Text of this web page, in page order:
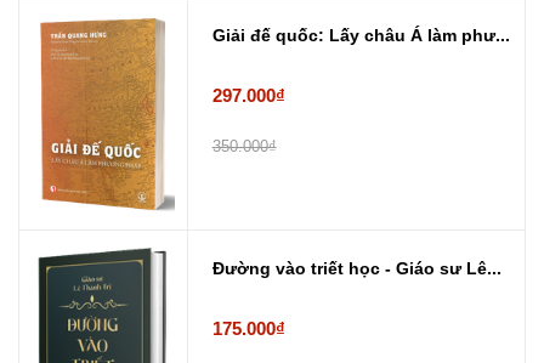
Giải đế quốc: Lấy châu Á làm phư...
297.000₫
350.000₫
Đường vào triết học - Giáo sư Lê...
175.000₫